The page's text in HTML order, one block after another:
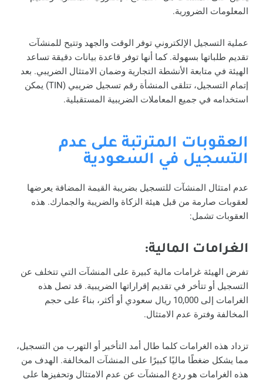
المعلومات الضرورية.
عملية التسجيل الإلكتروني توفر الوقت والجهد وتتيح للمنشآت
تقديم طلباتها بسهولة. كما أنها توفر قاعدة بيانات دقيقة تساعد
الهيئة في متابعة الأنشطة التجارية وضمان الامتثال الضريبي. بعد
إتمام التسجيل، تتلقى المنشأة رقم تسجيل ضريبي (TIN) يمكن
استخدامه في جميع المعاملات الضريبية المستقبلية.
العقوبات المترتبة على عدم
التسجيل في السعودية
عدم امتثال المنشآت للتسجيل بضريبة القيمة المضافة يعرضها
لعقوبات صارمة من قبل هيئة الزكاة والضريبة والجمارك. هذه
العقوبات تشمل:
الغرامات المالية:
تفرض الهيئة غرامات مالية كبيرة على المنشآت التي تتخلف عن
التسجيل أو تتأخر في تقديم إقراراتها الضريبية. قد تصل هذه
الغرامات إلى 10,000 ريال سعودي أو أكثر، بناءً على حجم
المخالفة وفترة عدم الامتثال.
تزداد هذه الغرامات كلما طال أمد التأخير أو التهرب من التسجيل،
مما يشكل ضغطًا ماليًا كبيرًا على المنشآت المخالفة. الهدف من
هذه الغرامات هو ردع المنشآت عن عدم الامتثال وتحفيزها على